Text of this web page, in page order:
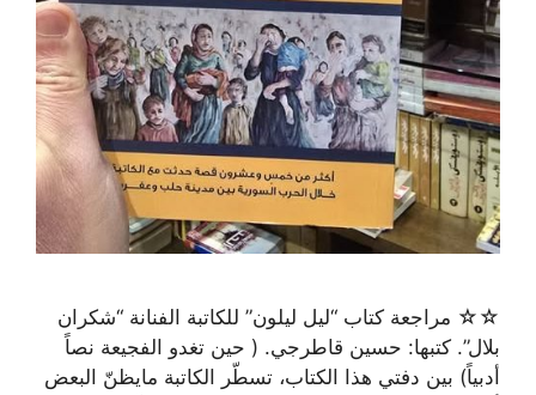
☆☆ مراجعة كتاب “ليل ليلون” للكاتبة الفنانة “شكران
بلال”. كتبها: حسين قاطرجي. ( حين تغدو الفجيعة نصاً
أدبياً) بين دفتي هذا الكتاب، تسطّر الكاتبة مايظنّ البعض